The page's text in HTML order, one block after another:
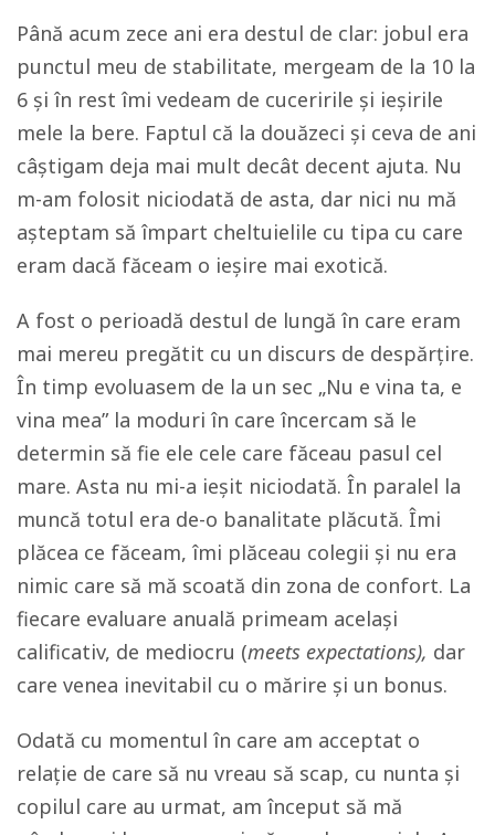
Până acum zece ani era destul de clar: jobul era
punctul meu de stabilitate, mergeam de la 10 la
6 și în rest îmi vedeam de cuceririle și ieșirile
mele la bere. Faptul că la douăzeci și ceva de ani
câștigam deja mai mult decât decent ajuta. Nu
m-am folosit niciodată de asta, dar nici nu mă
așteptam să împart cheltuielile cu tipa cu care
eram dacă făceam o ieșire mai exotică.
A fost o perioadă destul de lungă în care eram
mai mereu pregătit cu un discurs de despărțire.
În timp evoluasem de la un sec „Nu e vina ta, e
vina mea” la moduri în care încercam să le
determin să fie ele cele care făceau pasul cel
mare. Asta nu mi-a ieșit niciodată. În paralel la
muncă totul era de-o banalitate plăcută. Îmi
plăcea ce făceam, îmi plăceau colegii și nu era
nimic care să mă scoată din zona de confort. La
fiecare evaluare anuală primeam același
calificativ, de mediocru (meets expectations), dar
care venea inevitabil cu o mărire și un bonus.
Odată cu momentul în care am acceptat o
relație de care să nu vreau să scap, cu nunta și
copilul care au urmat, am început să mă